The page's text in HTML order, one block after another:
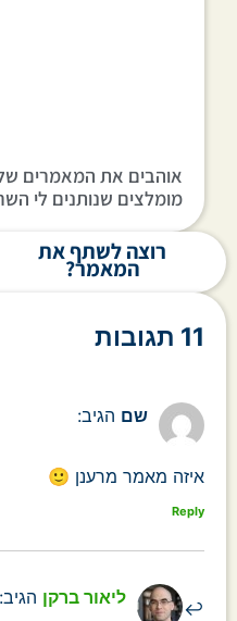
מומלצים שנותנים לי
רוצה לשתף את
המאמר?
11 תגובות
שם הגיב:
איזה מאמר מרענן 🙂
Reply
ליאור ברקן הגיב: